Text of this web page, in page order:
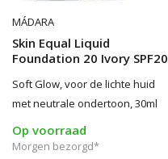
MÁDARA
Skin Equal Liquid
Foundation 20 Ivory SPF20
Soft Glow, voor de lichte huid
met neutrale ondertoon, 30ml
Op voorraad
Morgen bezorgd*